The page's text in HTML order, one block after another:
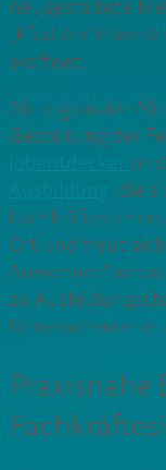
neugestaltete
„Pfad der
eröffnet.
Als regionaler
Gestaltung der
, die
Ort und freut
zu
Unternehmen in